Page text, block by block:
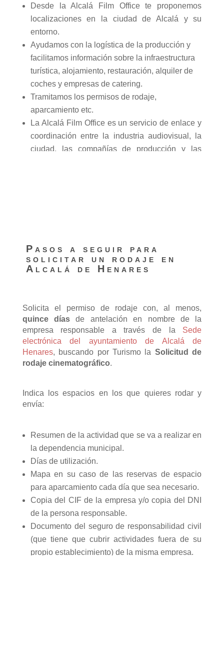
Desde la Alcalá Film Office te proponemos
localizaciones en la ciudad de Alcalá y su
entorno.
Ayudamos con la logística de la producción y
facilitamos información sobre la infraestructura
turística, alojamiento, restauración, alquiler de
coches y empresas de catering.
Tramitamos los permisos de rodaje,
aparcamiento etc.
La Alcalá Film Office es un servicio de enlace y
coordinación entre la industria audiovisual, la
ciudad, las compañías de producción y las
Pasos a seguir para
solicitar un rodaje en
Alcalá de Henares
Solicita el permiso de rodaje con, al menos,
quince días de antelación en nombre de la
empresa responsable a través de la Sede
electrónica del ayuntamiento de Alcalá de
Henares, buscando por Turismo la Solicitud de
rodaje cinematográfico.
Indica los espacios en los que quieres rodar y
envía:
Resumen de la actividad que se va a realizar en
la dependencia municipal.
Días de utilización.
Mapa en su caso de las reservas de espacio
para aparcamiento cada día que sea necesario.
Copia del CIF de la empresa y/o copia del DNI
de la persona responsable.
Documento del seguro de responsabilidad civil
(que tiene que cubrir actividades fuera de su
propio establecimiento) de la misma empresa.